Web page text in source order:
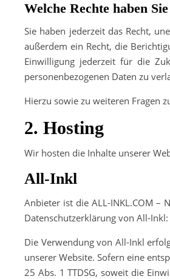
Welche Rechte haben
Sie haben jederzeit das Recht,
außerdem ein Recht, die
Einwilligung jederzeit für die
personenbezogenen Daten zu
Hierzu sowie zu weiteren Fragen
2. Hosting
Wir hosten die Inhalte unserer
All-Inkl
Anbieter ist die ALL-INKL.COM –
Datenschutzerklärung von All-Inkl:
Die Verwendung von All-Inkl
unserer Website. Sofern eine
25 Abs. 1 TTDSG, soweit die